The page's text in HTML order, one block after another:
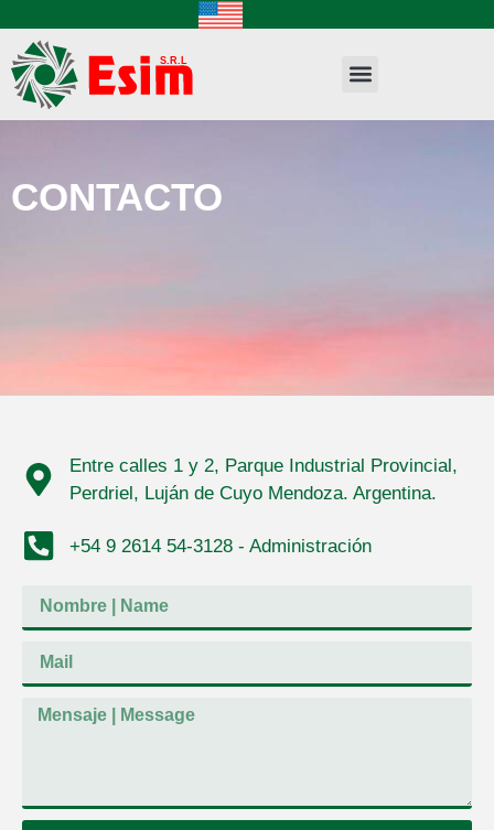
CONTACTO
Entre calles 1 y 2, Parque Industrial Provincial,
Perdriel, Luján de Cuyo Mendoza. Argentina.
+54 9 2614 54-3128 - Administración